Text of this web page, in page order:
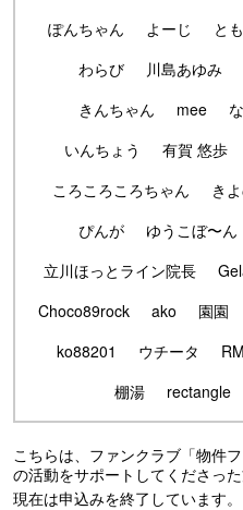
ぽんちゃん
よーじ と
わらび
川島あゆみ
きんちゃん
mee
いんちょう
有賀 悠歩
ころころころちゃん
き
ぴんが
ゆうこぼ〜ん
立川ほっとライン院長
Choco89rock
ako 園園
ko88201
ウチータ RM
棚湯
rectangle
こちらは、ファンクラブ「物件
の活動をサポートしてくださった
現在は申込みを終了しています。